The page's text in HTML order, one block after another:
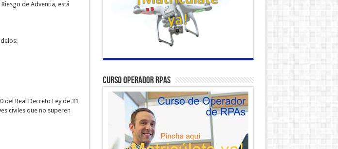
de Adventia, está
Real Decreto Ley de 31
civiles que no superen
Curso Operador RPAS